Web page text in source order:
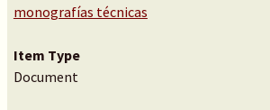
monografías técnicas
Item Type
Document